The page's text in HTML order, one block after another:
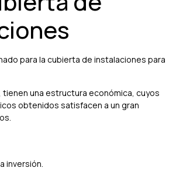
para la cubierta de instalaciones para
una estructura económica, cuyos
obtenidos satisfacen a un gran
inversión.